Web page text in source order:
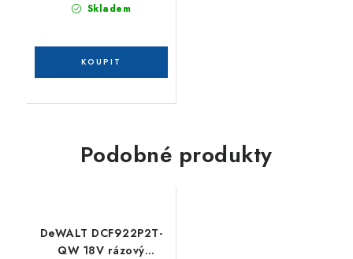
Skladem
Podobné produkty
DeWALT DCF922P2T-
QW 18V rázový